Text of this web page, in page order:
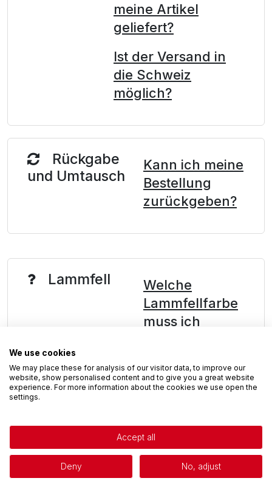
meine Artikel
geliefert?
Ist der Versand in
die Schweiz
möglich?
Rückgabe
und Umtausch
Kann ich meine
Bestellung
zurückgeben?
Lammfell
Welche
Lammfellfarbe
muss ich
Natur möchte?
helles Pferd,
kann ich
Schwarzes
Lammfell
We use cookies
We may place these for analysis of our visitor data, to improve our
website, show personalised content and to give you a great website
experience. For more information about the cookies we use open the
settings.
Accept all
Deny No, adjust